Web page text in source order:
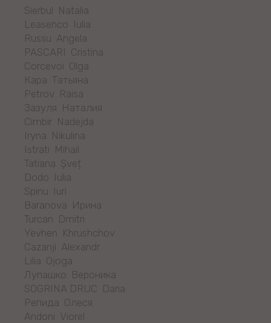
Sierbul Natalia
Leasenco Iulia
Russu Angela
PASCARI Cristina
Corcevoi Olga
Кара Татьяна
Petrov Raisa
Зазуля Наталия
Cimbir Nadejda
Iryna Nikulina
Istrati Mihail
Tatiana Șveț
Dodo Iulia
Spinu Iuri
Baranova Ирина
Turcan Dmitri
Yevhen Khrushchov
Cazanji Alexandr
Lilia Ojoga
Лупашко Вероника
SOGRINA DRUC Daria
Репида Олеся
Andoni Viorel